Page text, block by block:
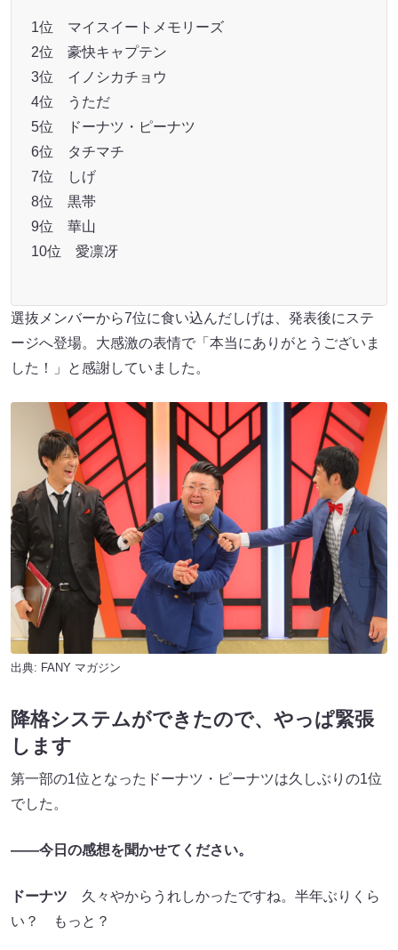
1位 マイスイートメモリーズ
2位 豪快キャプテン
3位 イノシカチョウ
4位 うただ
5位 ドーナツ・ピーナツ
6位 タチマチ
7位 しげ
8位 黒帯
9位 華山
10位 愛凛冴
選抜メンバーから7位に食い込んだしげは、発表後にステ
ージへ登場。大感激の表情で「本当にありがとうございま
した！」と感謝していました。
出典: FANY マガジン
降格システムができたので、やっぱ緊張
します
第一部の1位となったドーナツ・ピーナツは久しぶりの1位
でした。
――今日の感想を聞かせてください。
ドーナツ 久々やからうれしかったですね。半年ぶりくら
い？ もっと？